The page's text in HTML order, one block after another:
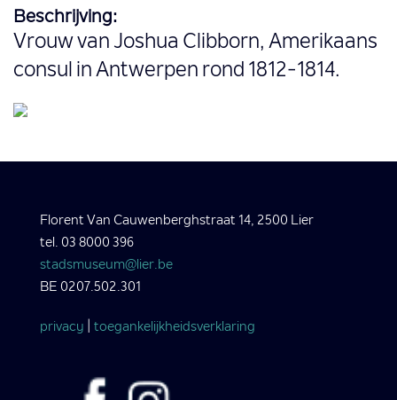
Beschrijving:
Vrouw van Joshua Clibborn, Amerikaans
consul in Antwerpen rond 1812-1814.
Florent Van Cauwenberghstraat 14, 2500 Lier
tel. 03 8000 396
stadsmuseum@lier.be
BE 0207.502.301
privacy toegankelijkheidsverklaring